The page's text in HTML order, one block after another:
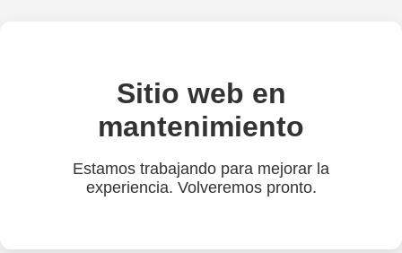
Sitio web en
mantenimiento
Estamos trabajando para mejorar la
experiencia. Volveremos pronto.